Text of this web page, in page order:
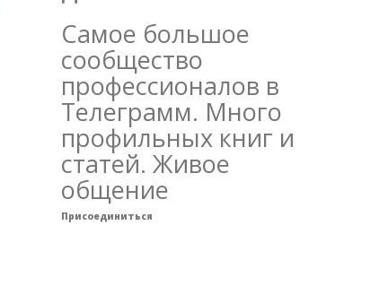
Самое большое
сообщество
профессионалов в
Телеграмм. Много
профильных книг и
статей. Живое
общение
Присоединиться